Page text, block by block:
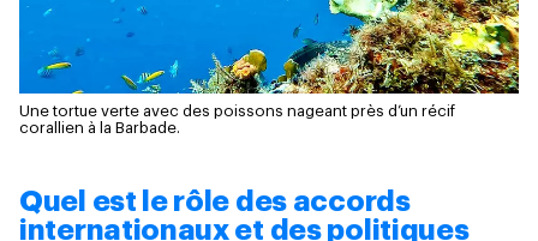
Une tortue verte avec des poissons nageant près d’un récif
corallien à la Barbade.
Quel est le rôle des accords
internationaux et des politiques